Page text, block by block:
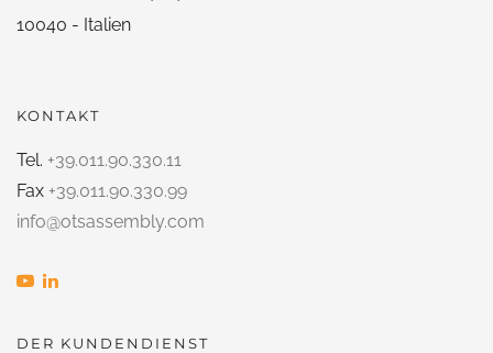
10040 - Italien
KONTAKT
Tel. +39.011.90.330.11
Fax +39.011.90.330.99
info@otsassembly.com
DER KUNDENDIENST